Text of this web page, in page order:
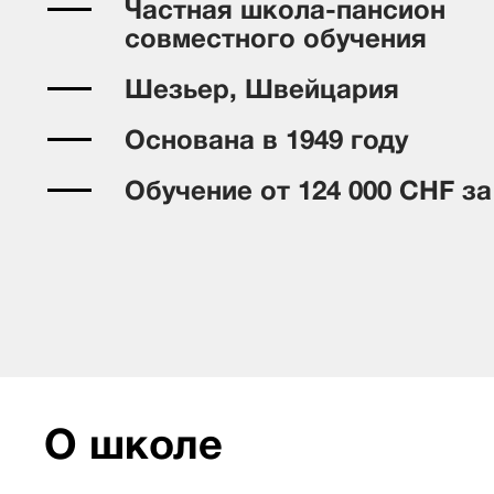
Частная школа-пансион
совместного обучения
Шезьер, Швейцария
Основана в 1949 году
Обучение от 124 000 CHF
О школе